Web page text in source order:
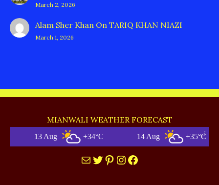
March 2, 2026
Alam Sher Khan On TARIQ KHAN NIAZI
March 1, 2026
MIANWALI WEATHER FORECAST
+34°C 14 Aug +35°C
MailTwitter
Pinterest
Instagram
Facebook